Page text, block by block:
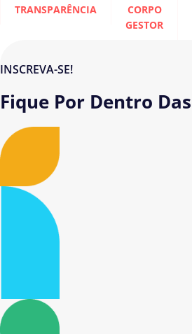
TRANSPARÊNCIA
CORPO
GESTOR
INSCREVA-SE!
Fique Por Dentro